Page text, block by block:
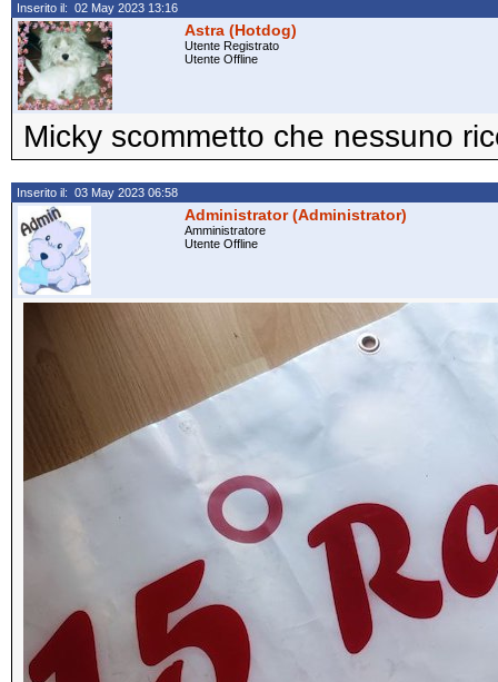
Inserito il: 02 May 2023 13:16
Astra (Hotdog)
Utente Registrato
Utente Offline
Micky scommetto che nessuno
Inserito il: 03 May 2023 06:58
Administrator (Administrator)
Amministratore
Utente Offline